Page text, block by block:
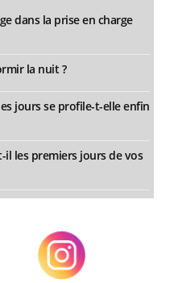
dans la prise en charge
la nuit ?
jours se profile-t-elle enfin
les premiers jours de vos